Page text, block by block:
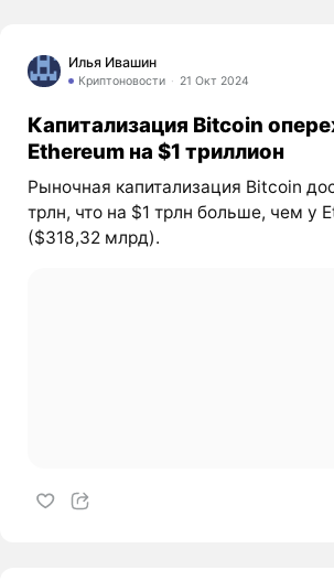
Илья Ивашин
Криптоновости 21 Окт 2024
Капитализация Bitcoin
Ethereum на $1 триллион
Рыночная капитализация Bitcoin
трлн, что на $1 трлн больше, чем у
($318,32 млрд).